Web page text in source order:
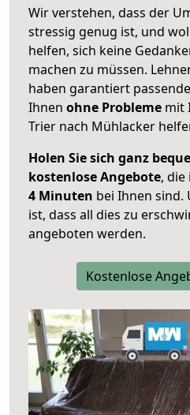
Wir verstehen, dass der
stressig genug ist, und
helfen, sich keine
machen zu müssen.
haben garantiert
Ihnen ohne Probleme mit
Trier nach Mühlacker
Holen Sie sich ganz
kostenlose Angebote,
4 Minuten bei Ihnen sind.
ist, dass all dies zu
angeboten werden.
Kostenlose